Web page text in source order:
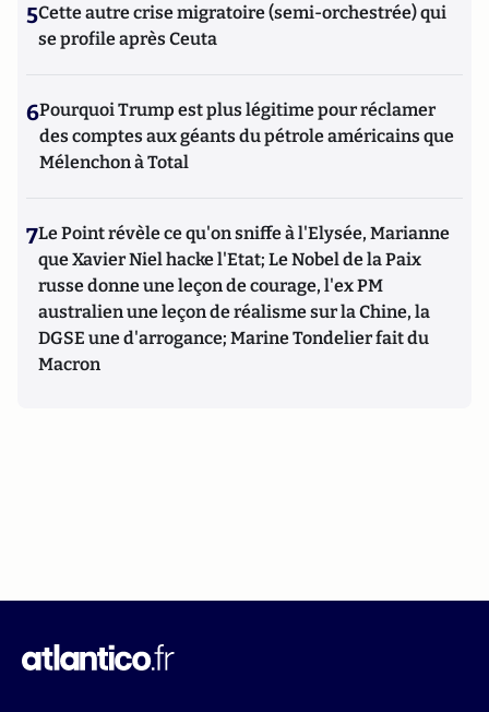
5Cette autre crise migratoire (semi-orchestrée) qui
se profile après Ceuta
6Pourquoi Trump est plus légitime pour réclamer
des comptes aux géants du pétrole américains que
Mélenchon à Total
7Le Point révèle ce qu'on sniffe à l'Elysée, Marianne
que Xavier Niel hacke l'Etat; Le Nobel de la Paix
russe donne une leçon de courage, l'ex PM
australien une leçon de réalisme sur la Chine, la
DGSE une d'arrogance; Marine Tondelier fait du
Macron